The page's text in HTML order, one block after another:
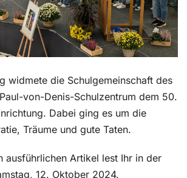
widmete die Schulgemeinschaft des
von-Denis-Schulzentrum dem 50.
Dabei ging es um die
Träume und gute Taten.
ausführlichen Artikel lest Ihr in der
12. Oktober 2024.